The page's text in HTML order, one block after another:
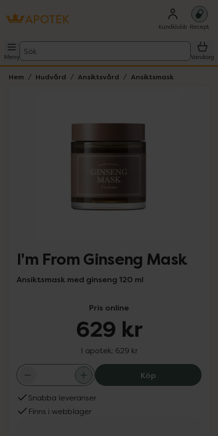
Kundklubb Recept
Meny
Sök
Varukorg
Hem Hudvård Ansiktsvård Ansiktsmask
I'm From Ginseng Mask
Ansiktsmask med ginseng 120 ml
Pris online
629 kr
I apotek: 629 kr
KöpI'm From
Snabba leveranser
Finns i webblager